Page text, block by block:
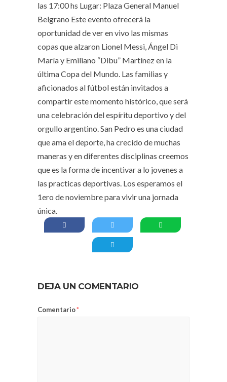
las 17:00 hs Lugar: Plaza General Manuel
Belgrano Este evento ofrecerá la
oportunidad de ver en vivo las mismas
copas que alzaron Lionel Messi, Ángel Di
María y Emiliano “Dibu” Martínez en la
última Copa del Mundo. Las familias y
aficionados al fútbol están invitados a
compartir este momento histórico, que será
una celebración del espíritu deportivo y del
orgullo argentino. San Pedro es una ciudad
que ama el deporte, ha crecido de muchas
maneras y en diferentes disciplinas creemos
que es la forma de incentivar a lo jovenes a
las practicas deportivas. Los esperamos el
1ero de noviembre para vivir una jornada
única.
DEJA UN COMENTARIO
Comentario*